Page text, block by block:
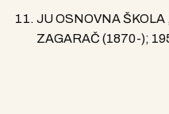
JU OSNOVNA
ZAGARAČ (1870-);